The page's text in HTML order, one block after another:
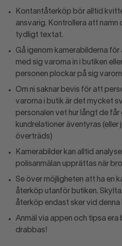
Kontantåterköp bör alltid
ansvarig. Kontrollera att namn
tydligt textat.
Gå igenom kamerabilderna
med sig varorna in i butiken
personen plockar på sig
Om ni saknar bevis för att
varorna i butik är det mycket
personalen vet hur långt de
kundrelationer äventyras (eller
överträds)
Kamerabilder kan alltid
polisanmälan upprättas när
Se över möjligheten att ha en
återköp utanför butiken.
återköp endast sker vid denna
Anmäl via appen och tipsa era
drabbas!